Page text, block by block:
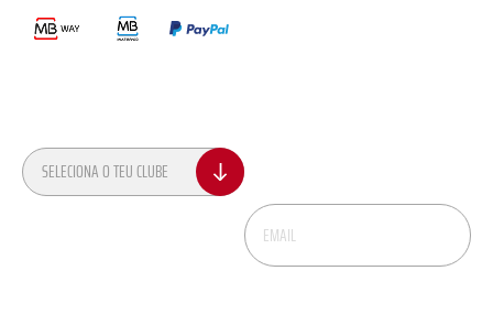
SELECIONA O TEU CLUBE Recebe dicas, novidades e promoções no